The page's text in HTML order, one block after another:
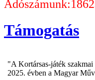
Támogatás
"A Kortársas-játék
2025. évben a Magyar